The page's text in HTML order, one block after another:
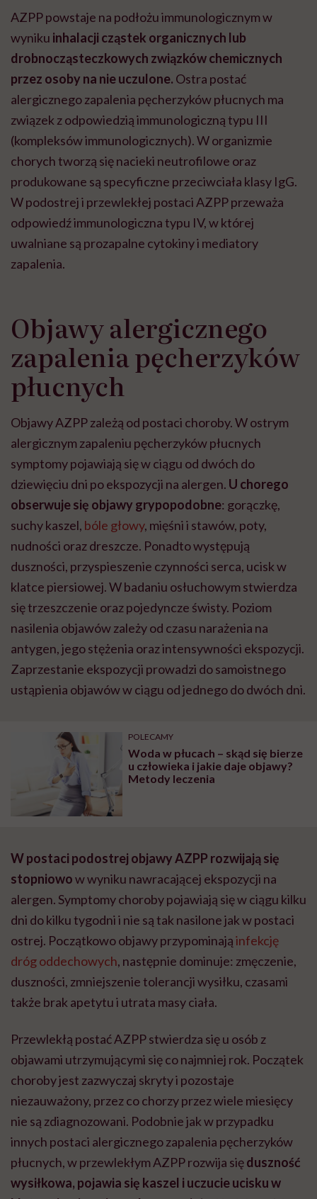
AZPP powstaje na podłożu immunologicznym w
wyniku inhalacji cząstek organicznych lub
drobnocząsteczkowych związków chemicznych
przez osoby na nie uczulone. Ostra postać
alergicznego zapalenia pęcherzyków płucnych ma
związek z odpowiedzią immunologiczną typu III
(kompleksów immunologicznych). W organizmie
chorych tworzą się nacieki neutrofilowe oraz
produkowane są specyficzne przeciwciała klasy IgG.
W podostrej i przewlekłej postaci AZPP przeważa
odpowiedź immunologiczna typu IV, w której
uwalniane są prozapalne cytokiny i mediatory
zapalenia.
Objawy alergicznego
zapalenia pęcherzyków
płucnych
Objawy AZPP zależą od postaci choroby. W ostrym
alergicznym zapaleniu pęcherzyków płucnych
symptomy pojawiają się w ciągu od dwóch do
dziewięciu dni po ekspozycji na alergen. U chorego
obserwuje się objawy grypopodobne: gorączkę,
suchy kaszel, bóle głowy, mięśni i stawów, poty,
nudności oraz dreszcze. Ponadto występują
duszności, przyspieszenie czynności serca, ucisk w
klatce piersiowej. W badaniu osłuchowym stwierdza
się trzeszczenie oraz pojedyncze świsty. Poziom
nasilenia objawów zależy od czasu narażenia na
antygen, jego stężenia oraz intensywności ekspozycji.
Zaprzestanie ekspozycji prowadzi do samoistnego
ustąpienia objawów w ciągu od jednego do dwóch dni.
POLECAMY
Woda w płucach – skąd się bierze
u człowieka i jakie daje objawy?
Metody leczenia
W postaci podostrej objawy AZPP rozwijają się
stopniowow wyniku nawracającej ekspozycji na
alergen. Symptomy choroby pojawiają się w ciągu kilku
dni do kilku tygodni i nie są tak nasilone jak w postaci
ostrej. Początkowo objawy przypominająinfekcję
dróg oddechowych, następnie dominuje: zmęczenie,
duszności, zmniejszenie tolerancji wysiłku, czasami
także brak apetytu i utrata masy ciała.
Przewlekłą postać AZPP stwierdza się u osób z
objawami utrzymującymi się co najmniej rok. Początek
choroby jest zazwyczaj skryty i pozostaje
niezauważony, przez co chorzy przez wiele miesięcy
nie są zdiagnozowani. Podobnie jak w przypadku
innych postaci alergicznego zapalenia pęcherzyków
płucnych, w przewlekłym AZPP rozwija sięduszność
wysiłkowa, pojawia się kaszel i uczucie ucisku w